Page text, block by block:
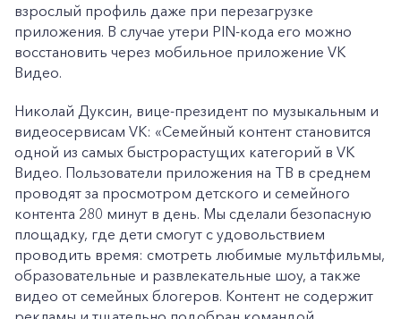
взрослый профиль даже при перезагрузке
приложения. В случае утери PIN-кода его можно
восстановить через мобильное приложение VK
Видео.
Николай Дуксин, вице-президент по музыкальным и
видеосервисам VK: «Семейный контент становится
одной из самых быстрорастущих категорий в VK
Видео. Пользователи приложения на ТВ в среднем
проводят за просмотром детского и семейного
контента 280 минут в день. Мы сделали безопасную
площадку, где дети смогут с удовольствием
проводить время: смотреть любимые мультфильмы,
образовательные и развлекательные шоу, а также
видео от семейных блогеров. Контент не содержит